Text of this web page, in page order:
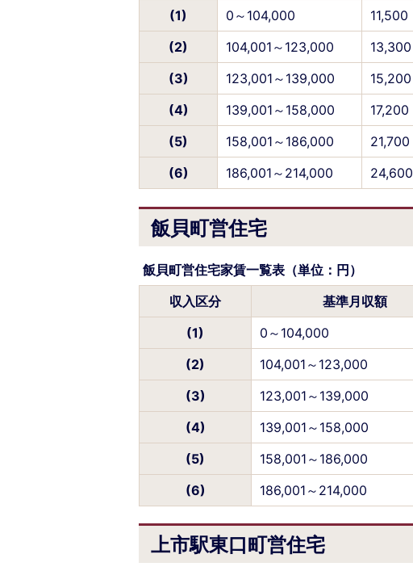
(1)
0～104,000 11,500
(2)
104,001～123,000 13,300
(3)
123,001～139,000 15,200
(4)
139,001～158,000 17,200
(5)
158,001～186,000 21,700
(6)
186,001～214,000 24,600
飯貝町営住宅
飯貝町営住宅家賃一覧表（単位：円）
収入区分
基準月収額
(1)
0～104,000
(2)
104,001～123,000
(3)
123,001～139,000
(4)
139,001～158,000
(5)
158,001～186,000
(6)
186,001～214,000
上市駅東口町営住宅